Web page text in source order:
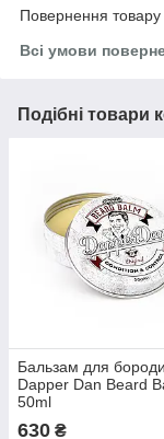
Повернення
Всі умови
Подібні товари
Бальзам для бороди
Dapper Dan Beard
50ml
630 ₴